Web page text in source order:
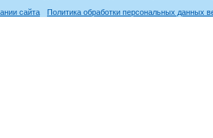
сайта
Политика обработки персональных данных